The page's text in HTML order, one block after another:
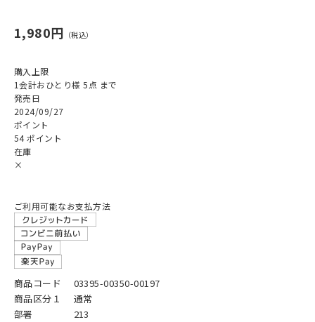
1,980円
購入上限
1会計おひとり様 5点 まで
発売日
2024/09/27
ポイント
54 ポイント
在庫
×
ご利用可能なお支払方法
商品コード
03395-00350-00197
商品区分１
通常
部署
213